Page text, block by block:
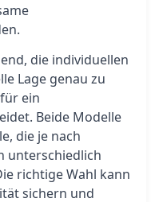
die individuellen
Lage genau zu
ein
Beide Modelle
die je nach
unterschiedlich
richtige Wahl kann
sichern und